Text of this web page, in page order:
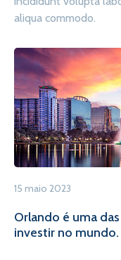
aliqua commodo.
15 maio 2023
Orlando é uma
investir no mundo.